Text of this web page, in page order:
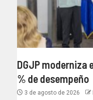
DGJP moderniza
% de desempeño
3 de agosto de 2026